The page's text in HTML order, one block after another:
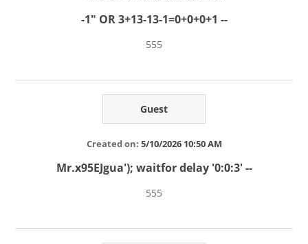
-1" OR 3+13-13-1=0+0+0+1 --
555
Guest
Created on: 5/10/2026 10:50 AM
Mr.x95EJgua'); waitfor delay '0:0:3' --
555